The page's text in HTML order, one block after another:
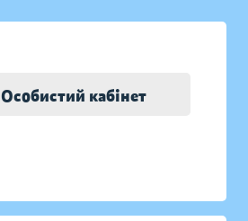
Особистий кабінет